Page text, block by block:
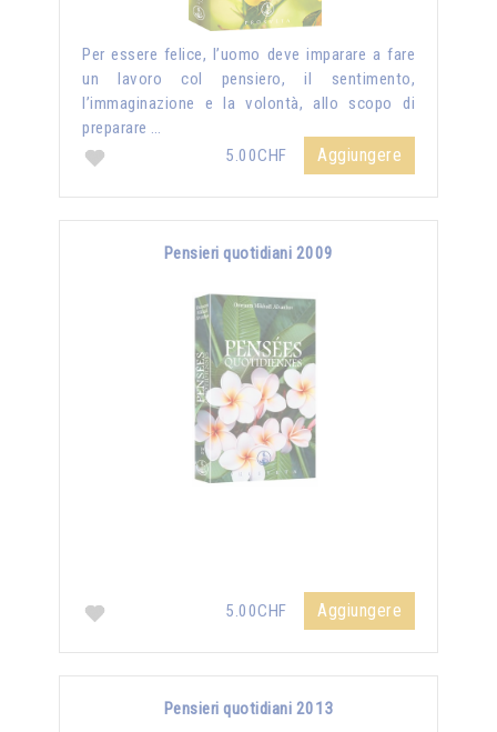
Per essere felice, l’uomo deve imparare a fare
un lavoro col pensiero, il sentimento,
l’immaginazione e la volontà, allo scopo di
preparare …
5.00CHF
Aggiungere
Pensieri quotidiani 2009
5.00CHF Aggiungere
Pensieri quotidiani 2013